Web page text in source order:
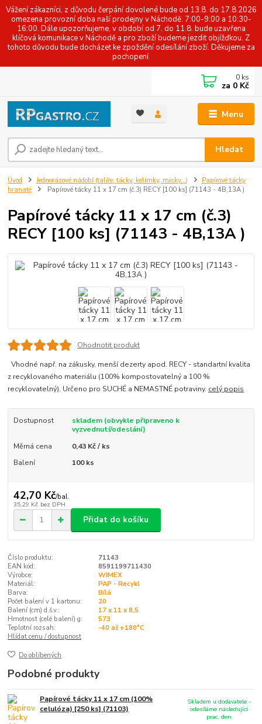
Vážení zákazníci, z důvodu čerpání dovolené bude od 13.8. do 17.8.2026
omezena provozní doba naší prodejny v Náchodě: 7:00-9:00 a 10:30-
16:00. Dále upozorňujeme, v období od 7. do 11.8. bude uzavřena
klíčová komunikace v Náchodě a pro zboží budeme jezdit objížďkou. Z
tohoto důvodu bude docházet ke zpoždění odesílání zboží. Děkujeme za
pochopení.
Menu
Hledat
0 ks
za 0 Kč
Úvod Jednorázové nádobí (talíře, tácky, kelímky, misky...)
Papírové tácky
hranaté
Papírové tácky 11 x 17 cm (č.3) RECY [100 ks] (71143 - 4B,13A )
Papírové tácky 11 x 17 cm (č.3)
RECY [100 ks] (71143 - 4B,13A )
Ohodnotit produkt
Vhodné např. na zákusky, menší dezerty apod. RECY - standartní kvalita
z recyklovaného materiálu (100% kompostovatelný a 100 %
recyklovatelný). Určeno pro SUCHÉ a NEMASTNÉ potraviny. celý popis
Dostupnost
skladem (obvykle připraveno k
vyzvednutí/odeslání)
Měrná cena
0,43 Kč / ks
Balení
100 ks
42,70 Kč/bal.
35,29 Kč bez DPH
Přidat do košíku
Číslo produktu:
71143
EAN kód:
8591199711430
Výrobce:
WIMEX
Materiál:
PAP - Recykl
Barva:
Bílá
Počet balení v 1 kartonu:
20
Balení (cm) d.š.v.:
17 x 11 x 8,5
Hmotnost (celé balení) g:
573
Teplotní rozsah:
-40 až +180°C
Hlídat cenu / dostupnost
Do oblíbených
Podobné produkty
Papírové tácky 11 x 17 cm (100%
celulóza) [250 ks] (71103)
Skladem u dodavatele -
odesíláme následující
prac. den